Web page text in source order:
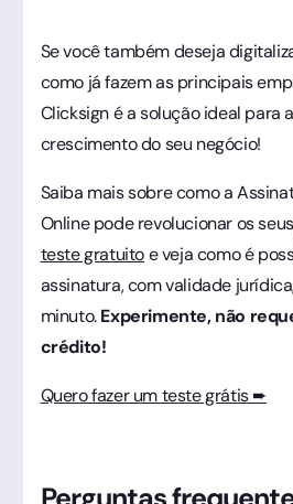
Se você também deseja
como já fazem as principais
Clicksign é a solução ideal para
crescimento do seu negócio!
Saiba mais sobre como a
Online pode revolucionar os
teste gratuitoe veja como é
assinatura, com validade
minuto.Experimente, não
crédito!
Quero fazer um teste grátis ➨